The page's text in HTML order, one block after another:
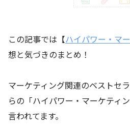
この記事では【ハイパワー・マ
想と気づきのまとめ！
マーケティング関連のベストセ
らの「ハイパワー・マーケティ
言われてます。